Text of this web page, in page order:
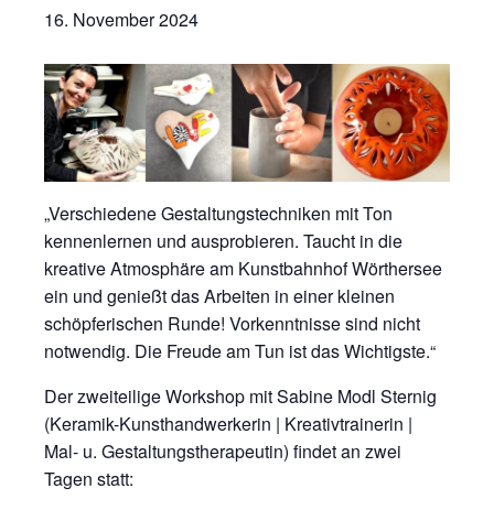
16. November 2024
„Verschiedene Gestaltungstechniken mit Ton
kennenlernen und ausprobieren. Taucht in die
kreative Atmosphäre am Kunstbahnhof Wörthersee
ein und genießt das Arbeiten in einer kleinen
schöpferischen Runde! Vorkenntnisse sind nicht
notwendig. Die Freude am Tun ist das Wichtigste.“
Der zweiteilige Workshop mit Sabine Modl Sternig
(Keramik-Kunsthandwerkerin | Kreativtrainerin |
Mal- u. Gestaltungstherapeutin) findet an zwei
Tagen statt: